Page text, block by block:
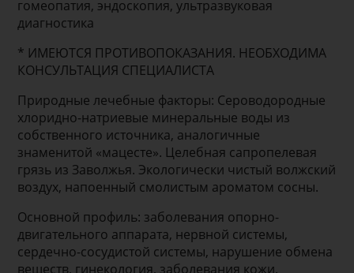
гомеопатия, эндоскопия, ультразвуковая
диагностика
* ИМЕЮТСЯ ПРОТИВОПОКАЗАНИЯ. НЕОБХОДИМА
КОНСУЛЬТАЦИЯ СПЕЦИАЛИСТА
Природные лечебные факторы: Сероводородные
хлоридно-натриевые минеральные воды из
собственного источника, аналогичные
знаменитой «мацесте». Целебная сапропелевая
грязь из Заволжья. Экологически чистый волжский
воздух, напоенный смолистым ароматом сосны.
Основной профиль: заболевания опорно-
двигательного аппарата, нервной системы,
сердечно-сосудистой системы, нарушение обмена
веществ, гинекология, заболевания кожи.